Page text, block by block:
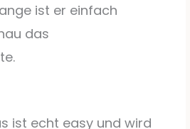
ist er einfach
das
ist echt easy und wird